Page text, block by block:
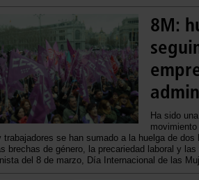
8M:
Ha sido
trabajadores se han sumado a la huelga de
brechas de género, la precariedad laboral y
del 8 de marzo, Día Internacional de las